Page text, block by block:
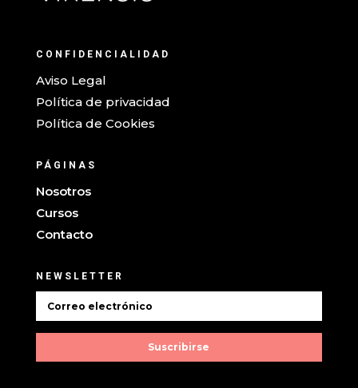
CONFIDENCIALIDAD
Aviso Legal
Política de privacidad
Política de Cookies
PÁGINAS
Nosotros
Cursos
Contacto
NEWSLETTER
Suscribirse